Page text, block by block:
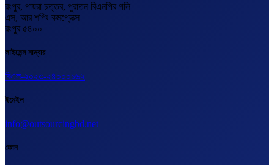
রংপুর, পায়রা চত্তর, পুরাতন বিএনপির গলি
এস, আর শপিং কমপ্লেক্স
রংপুর ৫৪০০
লাইসেন্স নাম্বার
বিএল-২০২৩-২৪০০০১৬২
ইমেইল
info@outsourcingbd.net
ফোন